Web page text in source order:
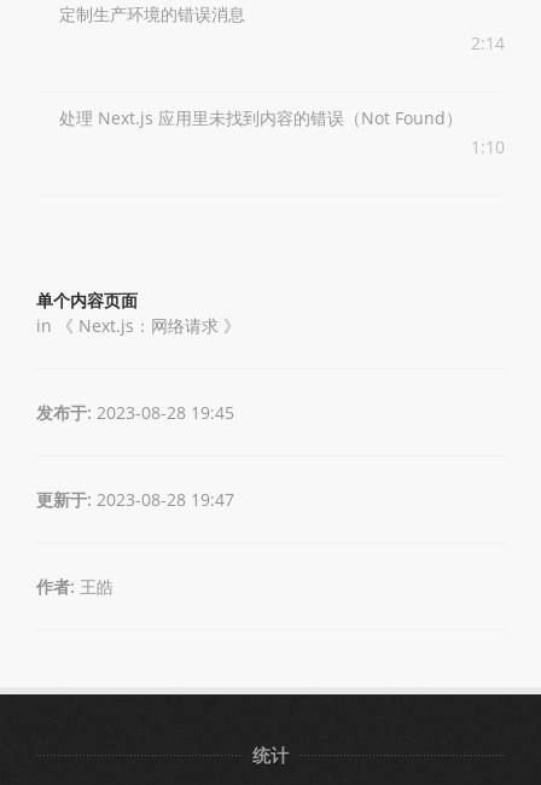
定制生产环境的错误消息
2:14
处理 Next.js 应用里未找到内容的错误（Not Found）
1:10
单个内容页面
in 《 Next.js：网络请求 》
发布于: 2023-08-28 19:45
更新于: 2023-08-28 19:47
作者: 王皓
统计